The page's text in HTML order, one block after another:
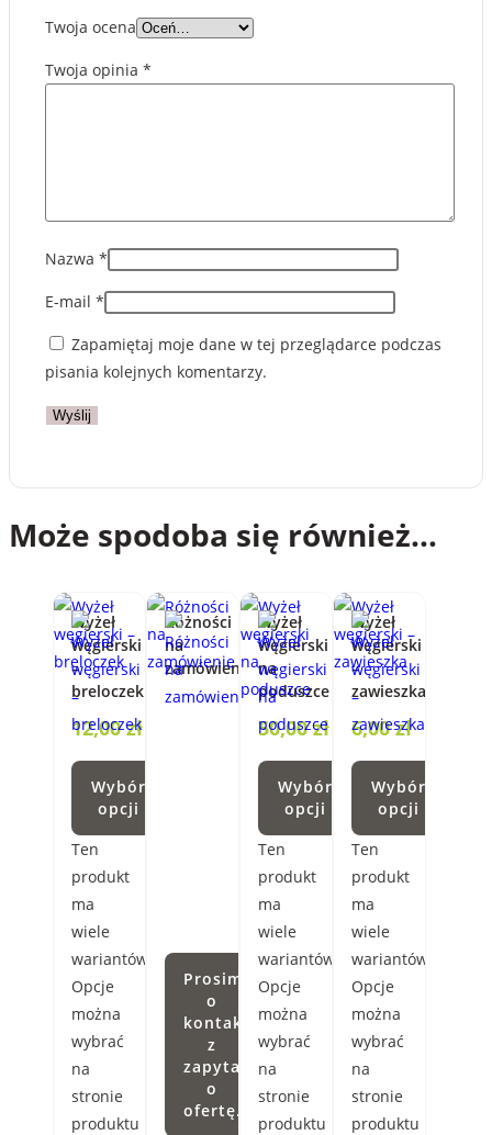
Twoja ocena
Twoja opinia *
Nazwa *
E-mail *
Zapamiętaj moje dane w tej przeglądarce podczas
pisania kolejnych komentarzy.
Może spodoba się również…
Wyżeł
węgierski
–
breloczek
12,00zł
Wybór
opcji
Ten
produkt
ma
wiele
wariantów.
Opcje
można
wybrać
na
stronie
produktu
Różności
na
zamówienie
Prosimy
o
kontakt
z
zapytaniem
o
ofertę.
Wyżeł
węgierski
na
poduszce
50,00zł
Wybór
opcji
Ten
produkt
ma
wiele
wariantów.
Opcje
można
wybrać
na
stronie
produktu
Wyżeł
węgierski
–
zawieszka
6,00zł
Wybór
opcji
Ten
produkt
ma
wiele
wariantów.
Opcje
można
wybrać
na
stronie
produktu